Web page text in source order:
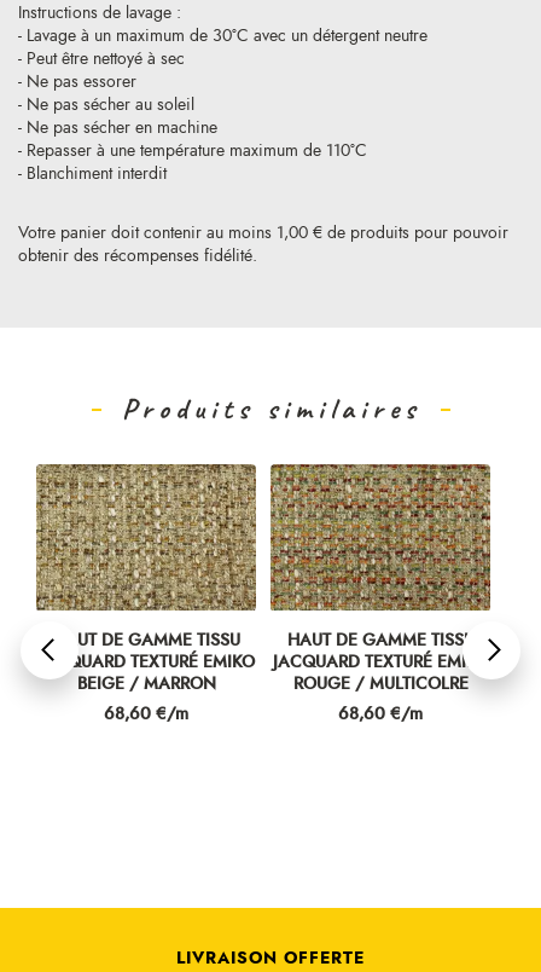
Votre panier doit contenir au moins 1,00 € de produits pour pouvoir
obtenir des récompenses fidélité.
Instructions de lavage :
- Lavage à un maximum de 30°C avec un détergent neutre
- Peut être nettoyé à sec
- Ne pas essorer
- Ne pas sécher au soleil
- Ne pas sécher en machine
- Repasser à une température maximum de 110°C
- Blanchiment interdit
Produits similaires
GAMME TISSU
TEXTURÉ EMIKO
/ MARRON
HAUT DE GAMME TISSU
JACQUARD TEXTURÉ EMIKO
ROUGE / MULTICOLRE
HAUT DE
JACQUARD
LIVRAISON OFFERTE